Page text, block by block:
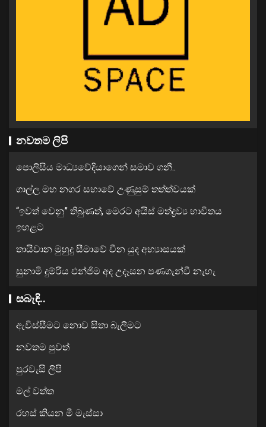
නවතම ලිපි
පොලිසිය මාධ්‍යවේදියාගෙන් සමාව ගනී..
ගාල්ල මහ නගර සභාවේ උණුසුම් තත්ත්වයක්
“ඉවත් වෙනු” තිබුණත්, මෙරට අයිස් මත්ද්‍රව්‍ය භාවිතය
ඉහළට
තායිවාන මුහුදු සීමාවේ චීන යුද අභ්‍යාසයක්
සුනාමි දුම්රිය එන්ජිම අද උදෑසන පණගැන්වී නැහැ
සබැඳි..
ඇවිස්සීමට නොව සිතා බැලීමට
නවතම පුවත්
පුරවැසි ලිපි
මල් වත්ත
රහස් කියන මී මැස්සා